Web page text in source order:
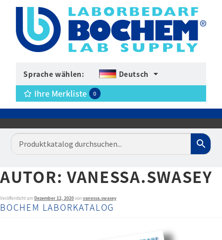
Sprache wählen: Deutsch
Ihre Merkliste 0
AUTOR: VANESSA.SWASEY
Veröffentlicht am Dezember 12, 2020vonvanessa.swasey
BOCHEM LABORKATALOG